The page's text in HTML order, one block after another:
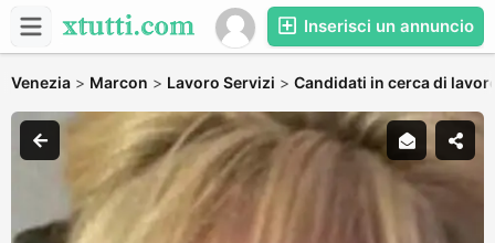
Inserisci un annuncio
Venezia > Marcon > Lavoro Servizi > Candidati in cerca di